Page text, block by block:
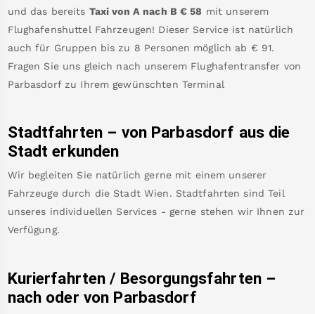
und das bereits Taxi von A nach B €58 mit unserem
Flughafenshuttel Fahrzeugen! Dieser Service ist natürlich
auch für Gruppen bis zu 8 Personen möglich ab € 91.
Fragen Sie uns gleich nach unserem Flughafentransfer von
Parbasdorf zu Ihrem gewünschten Terminal
Stadtfahrten – von Parbasdorf aus die
Stadt erkunden
Wir begleiten Sie natürlich gerne mit einem unserer
Fahrzeuge durch die Stadt Wien. Stadtfahrten sind Teil
unseres individuellen Services - gerne stehen wir Ihnen zur
Verfügung.
Kurierfahrten / Besorgungsfahrten –
nach oder von Parbasdorf